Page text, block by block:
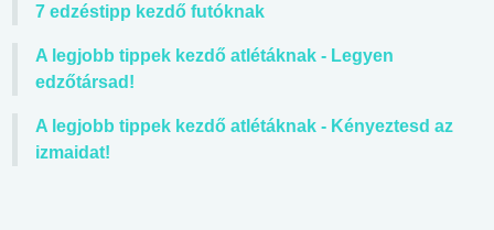
7 edzéstipp kezdő futóknak
A legjobb tippek kezdő atlétáknak - Legyen
edzőtársad!
A legjobb tippek kezdő atlétáknak - Kényeztesd az
izmaidat!